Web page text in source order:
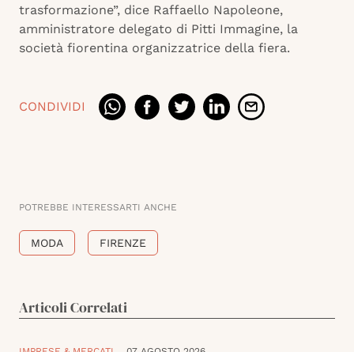
trasformazione”, dice Raffaello Napoleone,
amministratore delegato di Pitti Immagine, la
società fiorentina organizzatrice della fiera.
CONDIVIDI
POTREBBE INTERESSARTI ANCHE
MODA FIRENZE
Articoli Correlati